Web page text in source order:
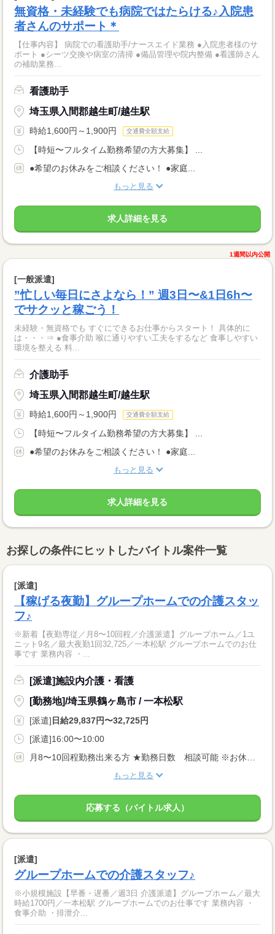
無資格・未経験でも病院ではたらける♪入院患
者さんのサポート＊
【仕事内容】 病院での看護助手/ナースエイド業務 ●入院患者様のサ
ポート ●シーツ交換や病室の清掃 ●備品管理や院内整備 ●看護師さん
の補助業務...
看護助手
埼玉県入間郡越生町/越生駅
時給1,600円～1,900円 交通費全額支給
【時短〜フルタイム勤務希望の方大募集】 ...
●希望のお休みをご相談ください！ ●家庭...
もっと見る
求人詳細を見る
1週間以内公開
[一般派遣]
”忙しい毎日にさよなら！” 週3日〜&1日6h〜
でサクッと稼ごう！
未経験・無資格でも すぐにできるお仕事からスタート！ 具体的に
は・・・⇒ ●食事介助 喉に通りやすい工夫をするなど 食事しやすい
環境を整える 料...
介護助手
埼玉県入間郡越生町/越生駅
時給1,600円～1,900円 交通費全額支給
【時短〜フルタイム勤務希望の方大募集】 ...
●希望のお休みをご相談ください！ ●家庭...
もっと見る
求人詳細を見る
お探しの条件にヒットしたバイトル案件一覧
[派遣]
【稼げる夜勤】グループホームでの介護スタッ
フ♪
※新着【夜勤専従／月8〜10回程／介護派遣】グループホーム／1ユ
ニット9名／最大夜勤1回32,725／一本松駅 グループホームでのお仕
事です 業務内容 ・...
[派遣]施設内介護・看護
[勤務地]/埼玉県鶴ヶ島市 / 一本松駅
[派遣] 日給29,837円〜32,725円
[派遣]16:00〜10:00
月8〜10回程勤務出来る方 ★勤務日数 相談可能 ※お休み希望、固定曜日などお気軽にご相談ください★ あなたのライフスタイルに合わせてお仕事をお探し致します！
もっと見る
応募する（バイトル求人）
[派遣]
グループホームでの介護スタッフ♪
※小規模施設【早番・遅番／週3日 介護派遣】グループホーム／最大
時給1700円／一本松駅 グループホームでのお仕事です 業務内容 ・
食事介助 ・排泄介...